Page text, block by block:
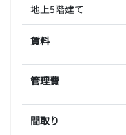
地上5階建て
賃料
管理費
間取り